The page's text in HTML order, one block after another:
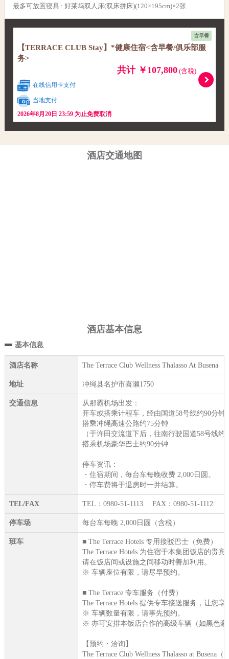
最多可放置寝具 : 好莱坞双人床(双床拼床)(120×195cm)×2张
含早餐
【TERRACE CLUB Stay】*健康住宿<含早餐/俱乐部服
务>
共计 ￥107,800(含税)
在线信用卡支付
当地支付
2026年8月20日 23:59 为止免费取消
酒店交通地图
酒店基本信息
基本信息
酒店名称 The Terrace Club Wellness Thalasso At Busena
地址 冲绳县名护市喜濑1750
交通信息
从那霸机场出发：
开车或搭乘计程车，经由国道58号线约90分钟
搭乘冲绳高速公路约75分钟
（于许田交流道下后，往南行驶国道58号线
搭乘机场豪华巴士约90分钟
停车资讯：
・住宿期间，每台车每晚收费 2,000日圆。
・停车费将于退房时一并结算。
TEL/FAX TEL：0980-51-1113 FAX：0980-51-1112
停车场 每台车每晚 2,000日圆（含税）
班车
■ The Terrace Hotels 专用接驳巴士（免费）
The Terrace Hotels 为住宿于本集团饭店的贵
请在饭店间或设施之间移动时善加利用。
※ 车辆座位有限，请尽早预约。
■ The Terrace 专车服务（付费）
The Terrace Hotels 提供专车接送服务，让您
※ 车辆数量有限，请事先预约。
※ 亦可安排本饭店合作的高级车辆（如黑色
【预约・洽询】
The Terrace Club Wellness Thalasso at Busena（